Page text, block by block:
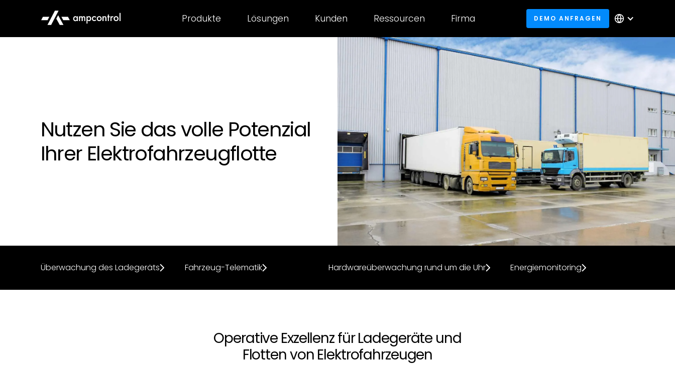
Produkte Lösungen Kunden Ressourcen Firma DEMO ANFRAGEN
Nutzen Sie das volle Potenzial
Ihrer Elektrofahrzeugflotte
Überwachung des Ladegeräts Fahrzeug-Telematik Hardwareüberwachung rund um die Uhr Energiemonitoring
Operative Exzellenz für Ladegeräte und
Flotten von Elektrofahrzeugen